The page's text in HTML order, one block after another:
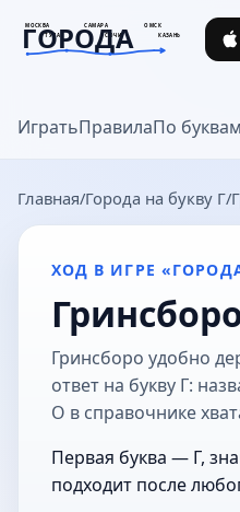
МОСКВА САМАРА
ОМСК
ТУЛА
СОЧИ КАЗАНЬ
ГОРОДА
goroda-na.ru
ИгратьПравилаПо буквам
Главная Города на букву Г
ХОД В ИГРЕ
Гринсборо удобно
ответ на букву Г:
О в справочнике
Первая буква — Г,
подходит после